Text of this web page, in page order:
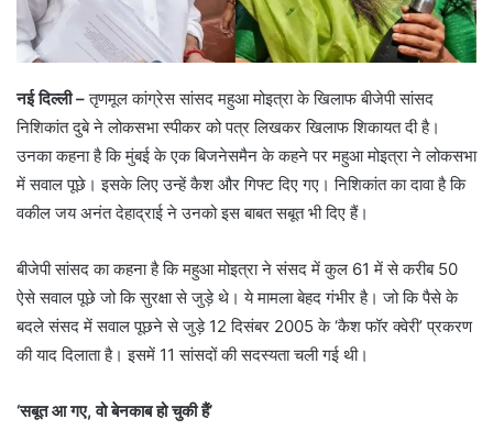
नई दिल्ली –तृणमूल कांग्रेस सांसद महुआ मोइत्रा के खिलाफ बीजेपी सांसद
निशिकांत दुबे ने लोकसभा स्पीकर को पत्र लिखकर खिलाफ शिकायत दी है।
उनका कहना है कि मुंबई के एक बिजनेसमैन के कहने पर महुआ मोइत्रा ने लोकसभा
में सवाल पूछे। इसके लिए उन्हें कैश और गिफ्ट दिए गए। निशिकांत का दावा है कि
वकील जय अनंत देहाद्राई ने उनको इस बाबत सबूत भी दिए हैं।
बीजेपी सांसद का कहना है कि महुआ मोइत्रा ने संसद में कुल 61 में से करीब 50
ऐसे सवाल पूछे जो कि सुरक्षा से जुड़े थे। ये मामला बेहद गंभीर है। जो कि पैसे के
बदले संसद में सवाल पूछने से जुड़े 12 दिसंबर 2005 के ‘कैश फॉर क्वेरी’ प्रकरण
की याद दिलाता है। इसमें 11 सांसदों की सदस्यता चली गई थी।
‘सबूत आ गए, वो बेनकाब हो चुकी हैं’